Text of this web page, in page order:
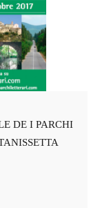
DE I PARCHI